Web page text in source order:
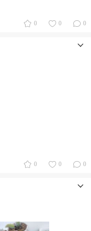
0 0 0
0 0 0